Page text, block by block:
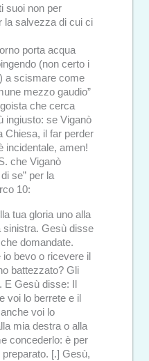
suoi non per
la salvezza di cui ci
porta acqua
(non certo i
a scismare come
mezzo gaudio”
che cerca
ingiusto: se Viganò
Chiesa, il far perder
incidentale, amen!
che Viganò
se” per la
10:
tua gloria uno alla
sinistra. Gesù disse
domandate.
bevo o ricevere il
battezzato? Gli
Gesù disse: Il
voi lo berrete e il
voi lo
mia destra o alla
concederlo: è per
[.] Gesù,